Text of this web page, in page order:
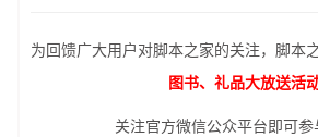
为回馈广大用户对脚本之家的关注，脚本
图书、礼品大放送活
关注官方微信公众平台即可参